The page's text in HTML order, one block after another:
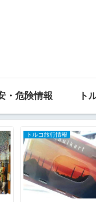
・危険情報 ト
トルコ旅行情報